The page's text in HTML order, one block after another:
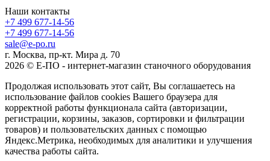
Наши контакты
+7 499 677-14-56
+7 499 677-14-56
sale@e-po.ru
г. Москва, пр-кт. Мира д. 70
2026 © Е-ПО - интернет-магазин станочного оборудования
Продолжая использовать этот сайт, Вы соглашаетесь на
использование файлов cookies Вашего браузера для
корректной работы функционала сайта (авторизации,
регистрации, корзины, заказов, сортировки и фильтрации
товаров) и пользовательских данных с помощью
Яндекс.Метрика, необходимых для аналитики и улучшения
качества работы сайта.